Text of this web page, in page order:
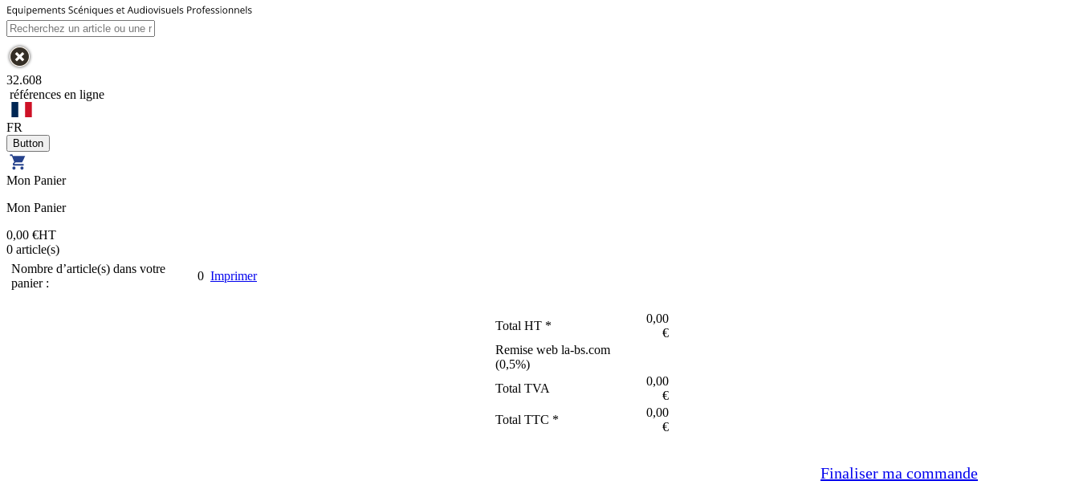
32.608
références en ligne
FR
Mon Panier
Mon Panier
0,00 €HT
0 article(s)
Nombre d’article(s) dans votre
panier :
0 Imprimer
Total HT *
0,00
€
Remise web la-bs.com
(0,5%)
Total TVA
0,00
€
Total TTC *
0,00
€
Finaliser ma commande